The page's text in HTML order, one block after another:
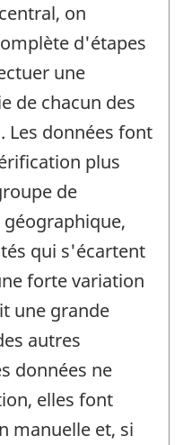
on
d'étapes
une
de chacun des
Les données font
plus
de
qui s'écartent
forte variation
une grande
autres
données ne
elles font
manuelle et, si